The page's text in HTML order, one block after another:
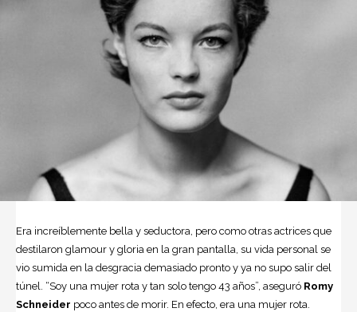
Era increíblemente bella y seductora, pero como otras actrices que
destilaron glamour y gloria en la gran pantalla, su vida personal se
vio sumida en la desgracia demasiado pronto y ya no supo salir del
túnel. “Soy una mujer rota y tan solo tengo 43 años”, aseguró Romy
Schneider poco antes de morir. En efecto, era una mujer rota.